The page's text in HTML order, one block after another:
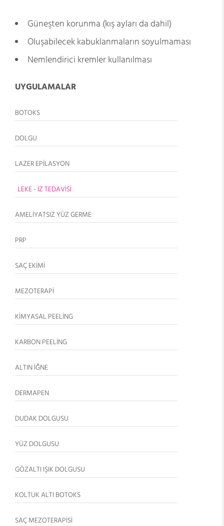
Güneşten korunma (kış ayları da dahil)
Oluşabilecek kabuklanmaların soyulmaması
Nemlendirici kremler kullanılması
UYGULAMALAR
BOTOKS
DOLGU
LAZER EPİLASYON
LEKE - İZ TEDAVİSİ
AMELİYATSIZ YÜZ GERME
PRP
SAÇ EKİMİ
MEZOTERAPİ
KİMYASAL PEELİNG
KARBON PEELİNG
ALTIN İĞNE
DERMAPEN
DUDAK DOLGUSU
YÜZ DOLGUSU
GÖZALTI IŞIK DOLGUSU
KOLTUK ALTI BOTOKS
SAÇ MEZOTERAPİSİ